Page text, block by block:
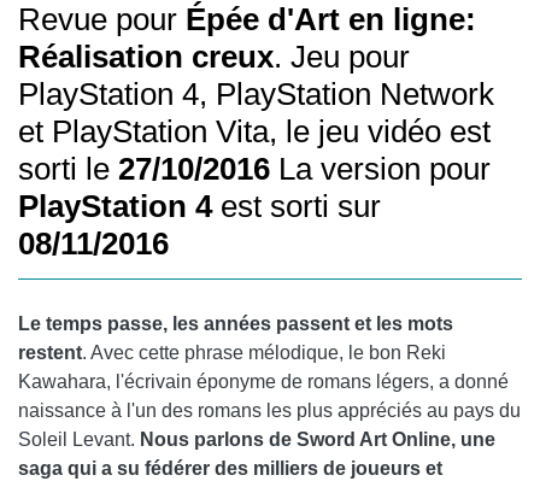
Revue pour Épée d'Art en ligne:
Réalisation creux. Jeu pour
PlayStation 4, PlayStation Network
et PlayStation Vita, le jeu vidéo est
sorti le 27/10/2016 La version pour
PlayStation 4est sorti sur
08/11/2016
Le temps passe, les années passent et les mots
restent. Avec cette phrase mélodique, le bon Reki
Kawahara, l'écrivain éponyme de romans légers, a donné
naissance à l'un des romans les plus appréciés au pays du
Soleil Levant. Nous parlons de Sword Art Online, une
saga qui a su fédérer des milliers de joueurs et